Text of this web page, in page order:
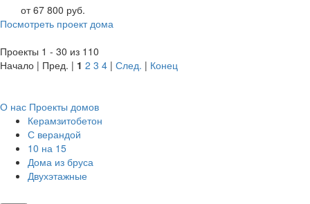
от 67 800 руб.
Посмотреть проект дома
Проекты 1 - 30 из 110
Начало | Пред. | 1 2 3 4 | След. | Конец
О нас Проекты домов
Керамзитобетон
С верандой
10 на 15
Дома из бруса
Двухэтажные